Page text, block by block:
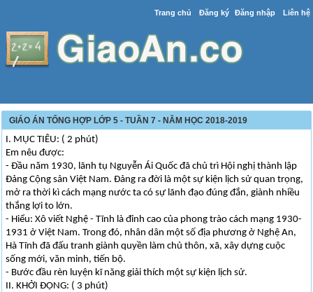
Trang chủ Đăng ký Đăng nhập Liên hệ
GIÁO ÁN TỔNG HỢP LỚP 5 - TUẦN 7 - NĂM HỌC 2018-2019
I. MỤC TIÊU: ( 2 phút)
Em nêu được:
- Đầu năm 1930, lãnh tụ Nguyễn Ái Quốc đã chủ trì Hội nghị thành lập
Đảng Cộng sản Việt Nam. Đảng ra đời là một sự kiện lịch sử quan trọng,
mở ra thời kì cách mạng nước ta có sự lãnh đạo đúng đắn, giành nhiều
thắng lợi to lớn.
- Hiểu: Xô viết Nghệ - Tĩnh là đỉnh cao của phong trào cách mạng 1930-
1931 ở Việt Nam. Trong đó, nhân dân một số địa phương ở Nghệ An,
Hà Tĩnh đã đấu tranh giành quyền làm chủ thôn, xã, xây dựng cuộc
sống mới, văn minh, tiến bộ.
- Bước đầu rèn luyện kĩ năng giải thích một sự kiện lịch sử.
II. KHỞI ĐỘNG: ( 3 phút)